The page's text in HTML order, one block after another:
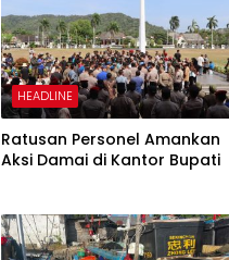
HEADLINE
Ratusan Personel Amankan
Aksi Damai di Kantor Bupati